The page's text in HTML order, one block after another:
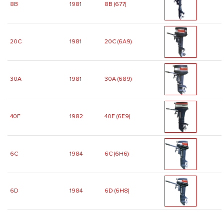
8B 1981 8B (677)
20C 1981 20C (6A9)
30A 1981 30A (689)
40F 1982 40F (6E9)
6C 1984 6C (6H6)
6D 1984 6D (6H8)